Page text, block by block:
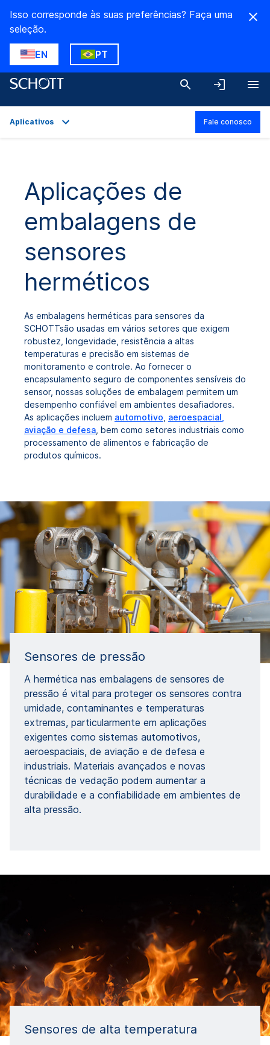
Isso corresponde às suas preferências? Faça uma
seleção.
EN PT
Detalhes técnicos
Variantes de produto
Downloads
Aplicativos Fale conosco
Aplicações de
embalagens de
sensores
herméticos
As embalagens herméticas para sensores da
SCHOTTsão usadas em vários setores que exigem
robustez, longevidade, resistência a altas
temperaturas e precisão em sistemas de
monitoramento e controle. Ao fornecer o
encapsulamento seguro de componentes sensíveis do
sensor, nossas soluções de embalagem permitem um
desempenho confiável em ambientes desafiadores.
As aplicações incluem automotivo aeroespacial,
aviação e defesa , bem como setores industriais como
processamento de alimentos e fabricação de
produtos químicos.
Sensores de pressão
A hermética nas embalagens de sensores de
pressão é vital para proteger os sensores contra
umidade, contaminantes e temperaturas
extremas, particularmente em aplicações
exigentes como sistemas automotivos,
aeroespaciais, de aviação e de defesa e
industriais. Materiais avançados e novas
técnicas de vedação podem aumentar a
durabilidade e a confiabilidade em ambientes de
alta pressão.
Sensores de alta temperatura